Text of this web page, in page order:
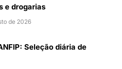
e drogarias
de 2026
Seleção diária de